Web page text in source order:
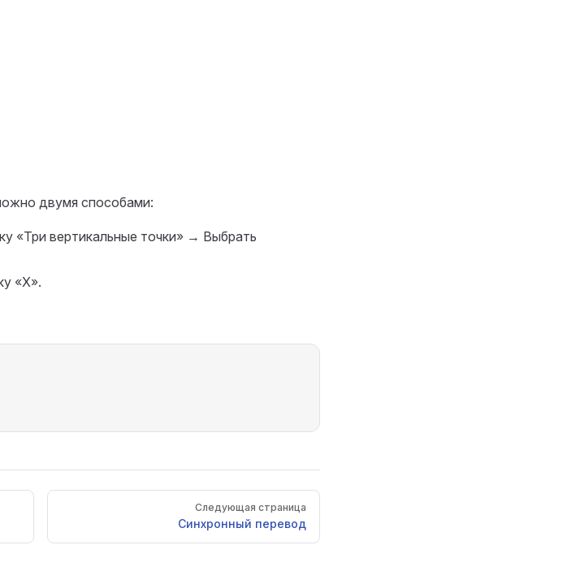
двумя способами:
«Три вертикальные точки» → Выбрать
«X».
Следующая страница
Синхронный перевод